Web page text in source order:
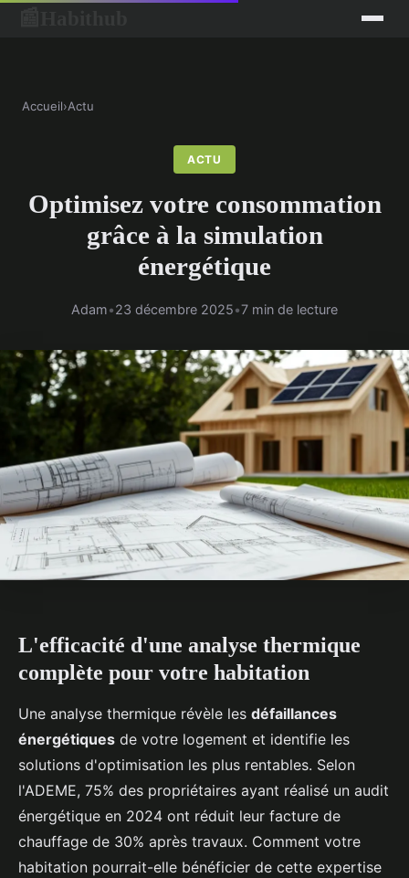
Accueil›Actu
ACTU
Optimisez votre consommation
grâce à la simulation
énergétique
Adam•23 décembre 2025•7 min de lecture
L'efficacité d'une analyse thermique
complète pour votre habitation
Une analyse thermique révèle les défaillances
énergétiques de votre logement et identifie les
solutions d'optimisation les plus rentables. Selon
l'ADEME, 75% des propriétaires ayant réalisé un audit
énergétique en 2024 ont réduit leur facture de
chauffage de 30% après travaux. Comment votre
habitation pourrait-elle bénéficier de cette expertise